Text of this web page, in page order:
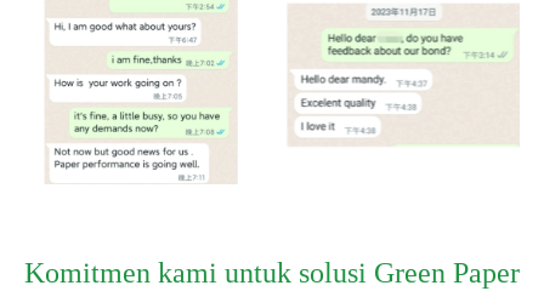
Komitmen kami untuk solusi Green Paper